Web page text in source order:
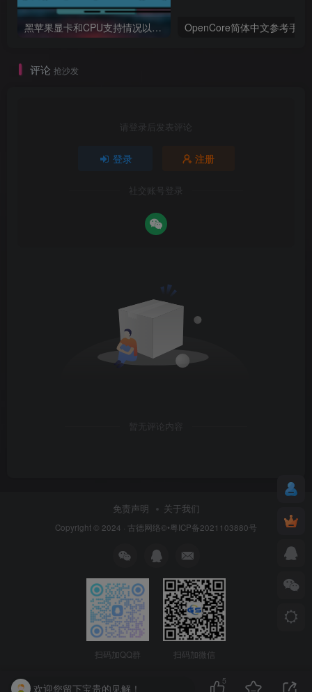
黑苹果显卡和CPU支持情况以及购买硬件防踩坑指南 OpenCore简体中文参考手册
评论 抢沙发
请登录后发表评论
登录 注册
社交账号登录
暂无评论内容
免责声明 关于我们
Copyright © 2024 · 古德网络©•粤ICP备2021103880号
扫码加QQ群 扫码加微信
欢迎您留下宝贵的见解！
5